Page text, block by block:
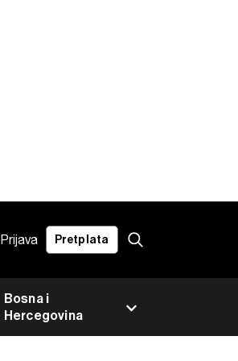
Prijava Pretplata
Bosna i
Hercegovina